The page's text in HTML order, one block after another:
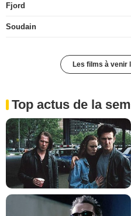
Fjord
Soudain
Les films à venir
Top actus de la